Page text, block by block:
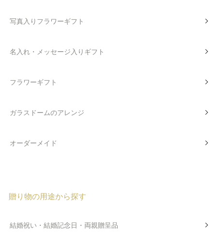
写真入りフラワーギフト
名入れ・メッセージ入りギフト
フラワーギフト
ガラスドームのアレンジ
オーダーメイド
贈り物の用途から探す
結婚祝い・結婚記念日・両親贈呈品